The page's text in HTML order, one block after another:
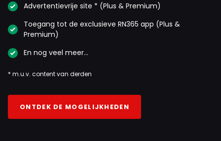
Advertentievrije site * (Plus & Premium)
Toegang tot de exclusieve RN365 app (Plus &
Premium)
En nog veel meer…
* m.u.v. content van derden
ONTDEK DE MOGELIJKHEDEN